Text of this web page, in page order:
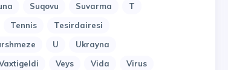
Suqovu Suvarma
T
Tennis
Tesirdairesi
U
Ukrayna
Veys Vida
Virus